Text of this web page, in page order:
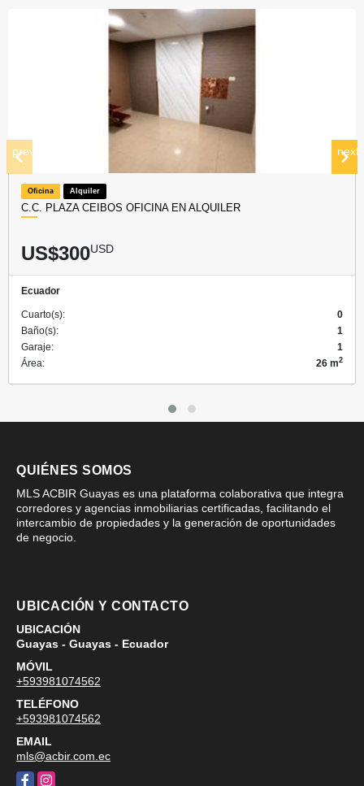
Oficina Alquiler
C.C. PLAZA CEIBOS OFICINA EN ALQUILER
US$300USD
Ecuador
Cuarto(s):
0
Baño(s):
1
Garaje:
1
Área:
26 m2
prev next
QUIÉNES SOMOS
MLS ACBIR Guayas es una plataforma colaborativa que integra
corredores y agencias inmobiliarias certificadas, facilitando el
intercambio de propiedades y la generación de oportunidades
de negocio.
UBICACIÓN Y CONTACTO
UBICACIÓN
Guayas - Guayas - Ecuador
MÓVIL
+593981074562
TELÉFONO
+593981074562
EMAIL
mls@acbir.com.ec
FacebookInstagram